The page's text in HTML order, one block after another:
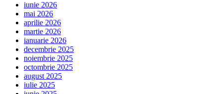
iunie 2026
mai 2026
aprilie 2026
martie 2026
ianuarie 2026
decembrie 2025
noiembrie 2025
octombrie 2025
august 2025
iulie 2025